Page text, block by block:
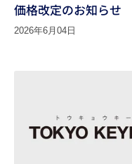
価格改定のお知らせ
2026年6月04日